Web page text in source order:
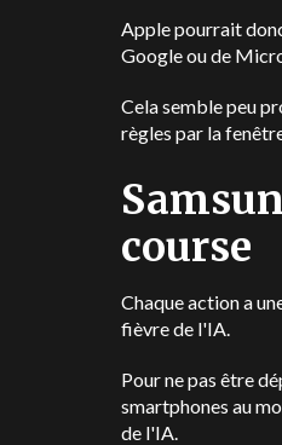
Apple pourrait
Google ou de
Cela semble peu
règles par la
course
Chaque action a
fièvre de l'IA.
Pour ne pas être
smartphones au
de l'IA.